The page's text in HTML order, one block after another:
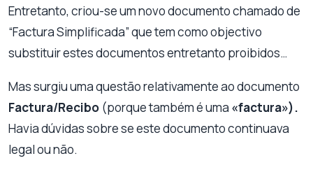
Entretanto, criou-se um novo documento chamado de
“Factura Simplificada” que tem como objectivo
substituir estes documentos entretanto proibidos…
Mas surgiu uma questão relativamente ao documento
Factura/Recibo (porque também é uma «factura»).
Havia dúvidas sobre se este documento continuava
legal ou não.